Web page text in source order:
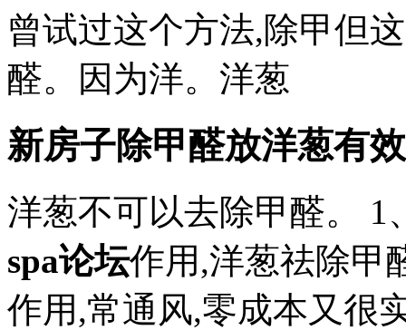
曾试过这个方法,除甲但
醛。因为洋。洋葱
新房子除甲醛放洋葱有
洋葱不可以去除甲醛。 1
spa论坛作用,洋葱祛除甲
作用,常通风,零成本又很